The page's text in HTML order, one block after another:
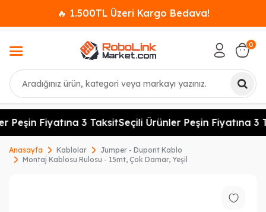
🔥 1.500TL Üzeri Kargo Bedava!
Ara
0
Peşin Fiyatına 3 TaksitSeçili Ürünler Peşin Fiyatına 3
Anasayfa Kablolar
Jumper - Dupont Kablo
Montaj Kablosu Rulosu - 15mt, Çok Damar, Yeşil